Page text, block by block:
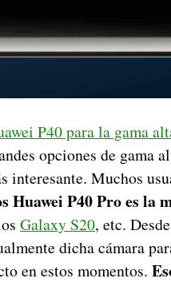
P40 para la gama
opciones de gama
interesante. Muchos
Huawei P40 Pro es la
Galaxy S20, etc. Desde
dicha cámara
en estos momentos.